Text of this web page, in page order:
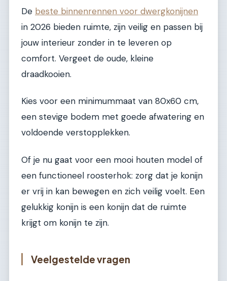
De beste binnenrennen voor dwergkonijnen
in 2026 bieden ruimte, zijn veilig en passen bij
jouw interieur zonder in te leveren op
comfort. Vergeet de oude, kleine
draadkooien.
Kies voor een minimummaat van 80x60 cm,
een stevige bodem met goede afwatering en
voldoende verstopplekken.
Of je nu gaat voor een mooi houten model of
een functioneel roosterhok: zorg dat je konijn
er vrij in kan bewegen en zich veilig voelt. Een
gelukkig konijn is een konijn dat de ruimte
krijgt om konijn te zijn.
Veelgestelde vragen